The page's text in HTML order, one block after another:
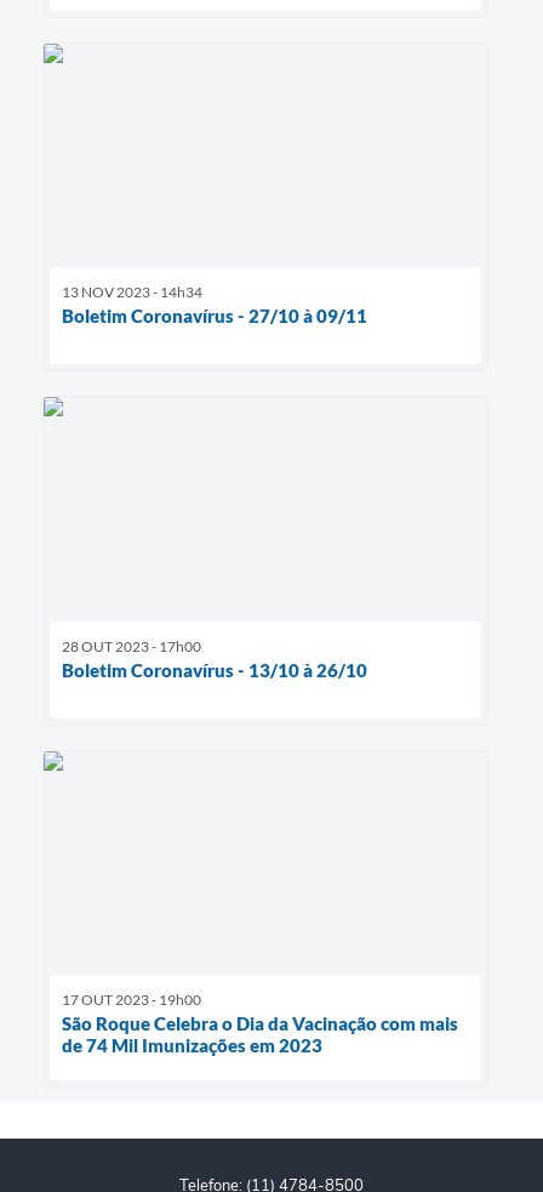
13 NOV 2023 - 14h34
Boletim Coronavírus - 27/10 à 09/11
28 OUT 2023 - 17h00
Boletim Coronavírus - 13/10 à 26/10
17 OUT 2023 - 19h00
São Roque Celebra o Dia da Vacinação com mais
de 74 Mil Imunizações em 2023
Telefone: (11) 4784-8500